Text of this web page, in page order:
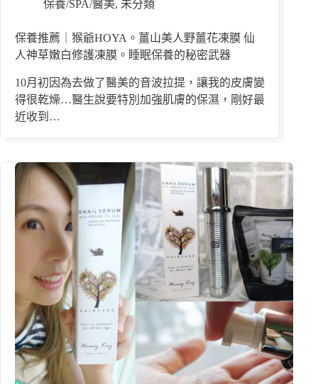
保養/SPA/醫美, 未分類
保養推薦｜猴爺HOYA。薑山美人野薑花凍膜 仙
人神草嫩白修護凍膜。睡眠保養的秘密武器
10月初因為去做了醫美的音波拉提，讓我的皮膚變
得很乾燥…醫生說要特別加強肌膚的保濕，剛好最
近收到…